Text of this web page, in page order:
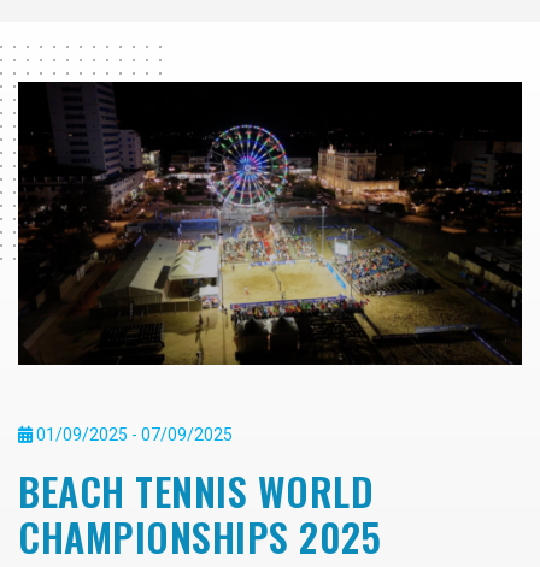
01/09/2025 - 07/09/2025
BEACH TENNIS WORLD
CHAMPIONSHIPS 2025